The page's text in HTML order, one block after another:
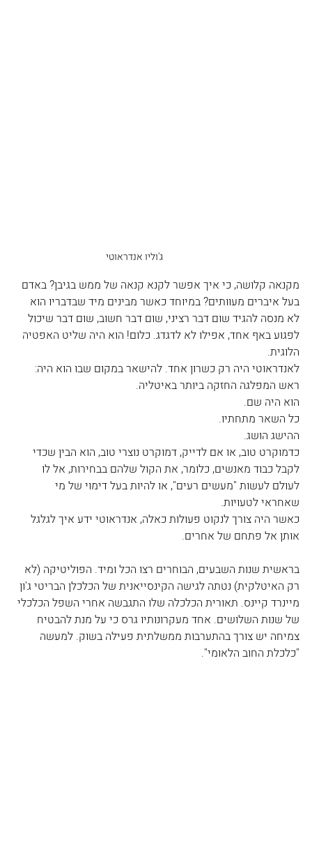
ג'וליו אנדראוטי
מקנאה קלושה, כי איך אפשר לקנא קנאה של ממש בגיבן? באדם
בעל איברים מעוותים? במיוחד כאשר מבינים מיד שבדבריו הוא
לא מנסה להגיד שום דבר רציני, שום דבר חשוב, שום דבר שיכול
לפגוע באף אחד, אפילו לא לדגדג. כלום! הוא היה שליט האפטיה
הלוגית.
לאנדראוטי היה רק כשרון אחד. להישאר במקום שבו הוא היה:
ראש המפלגה החזקה ביותר באיטליה.
הוא היה שם.
כל השאר מתחתיו.
ההישג הושג.
כדמוקרט טוב, או אם לדייק, דמוקרט נוצרי טוב, הוא הבין שכדי
לקבל כבוד מאנשים, כלומר, את הקול שלהם בבחירות, אל לו
לעולם לעשות "מעשים רעים", או להיות בעל דימוי של מי
שאחראי לטעויות.
כאשר היה צורך לנקוט פעולות כאלה, אנדראוטי ידע איך לגלגל
אותן אל פתחם של אחרים.
בראשית שנות השבעים, הבוחרים רצו הכל ומיד. הפוליטיקה (לא
רק האיטלקית) נטתה לגישה הקינסייאנית של הכלכלן הבריטי ג'ון
מיינרד קיינס. תאורית הכלכלה שלו התגבשה אחרי השפל הכלכלי
של שנות השלושים. אחד מעקרונותיו גרס כי על מנת להבטיח
צמיחה יש צורך בהתערבות ממשלתית פעילה בשוק. למעשה
"כלכלת החוב הלאומי".